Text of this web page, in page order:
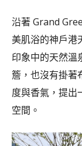
沿著 Grand
美肌浴的神戶港
印象中的天然溫
簷，也沒有掛著
度與香氣，提出
空間。